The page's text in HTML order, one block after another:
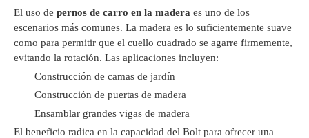
El uso de pernos de carro en la madera es uno de los
escenarios más comunes. La madera es lo suficientemente suave
como para permitir que el cuello cuadrado se agarre firmemente,
evitando la rotación. Las aplicaciones incluyen:
Construcción de camas de jardín
Construcción de puertas de madera
Ensamblar grandes vigas de madera
El beneficio radica en la capacidad del Bolt para ofrecer una